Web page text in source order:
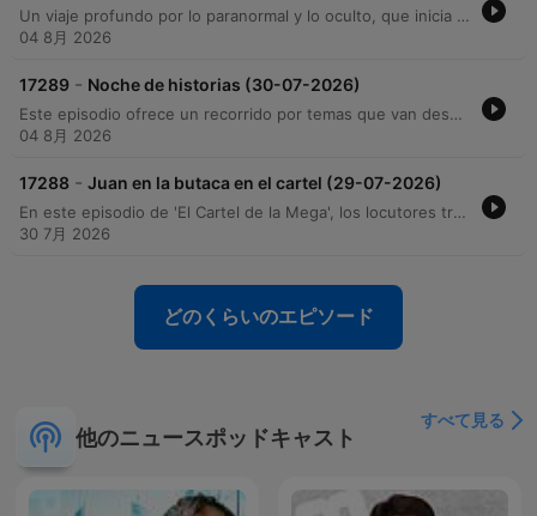
Un viaje profundo por lo paranormal y lo oculto, que inicia con una entrevista a Monseñor Andrés sobre el discernimiento de visiones divinas frente a engaños demoníacos. El episodio explora la naturaleza del destino, el sufrimiento y las tragedias naturales desde una perspectiva teológica y científica. A través de impactantes testimonios de oyentes, se recorren relatos de posesiones, presencias en instituciones religiosas e inquilinatos marcados por la violencia. La exploración culmina con un análisis de experimentos humanos atroces como el Proyecto MK Ultra y la Unidad 731, para finalizar con una investigación sobre las prácticas de brujería, rituales de dominio y los misterios de lo sobrenatural.
04 8月 2026
17289 - Noche de historias (30-07-2026)
Este episodio ofrece un recorrido por temas que van desde las relaciones sentimentales hasta los fenómenos sobrenaturales. El programa inicia con secciones de 'Casas Infieles' y 'Cartel Paranormal', abordando testimonios sobre infidelidades descubiertas mediante consultas esotéricas, experiencias de injusticia judicial en prisión y dilemas de pareja en la era digital. La segunda parte del programa se sumerge en el misterio con relatos de encuentros con entidades, apariciones en carreteras, visiones demoníacas y sucesos inexplicables vividos por militares y civiles. A través de llamadas de oyentes y entrevistas, se exploran leyendas locales, presencias en cementerios y la búsqueda de protección espiritual ante lo desconocido.
04 8月 2026
17288 - Juan en la butaca en el cartel (29-07-2026)
En este episodio de 'El Cartel de la Mega', los locutores transitan desde charlas informales sobre la vida cotidiana y la alimentación hasta profundos relatos de lo paranormal. El programa aborda temas que van desde las diferencias culturales en la higiene entre Europa y Latinoamérica, hasta crisis de fidelidad y sospechas de infidelidad presentadas por diversos oyentes. La segunda mitad del programa se sumerge en el terror, con testimonios impactantes sobre presencias en túneles, sueños premonitorios, posesiones espirituales y encuentros con entidades en zonas rurales y militares. A través de historias de miedo, los participantes exploran la frontera entre lo real y lo sobrenatural, cerrando con una intensa reflexión sobre las marcas físicas y el impacto psicológico de lo inexplicable.
30 7月 2026
どのくらいのエピソード
他のニュースポッドキャスト
すべて見る